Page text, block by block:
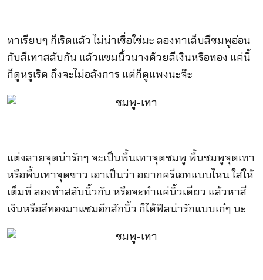
ทาเรียบๆ ก็เริดแล้ว ไม่น่าเชื่อใช่มะ ลองทาเล็บสีชมพูอ่อน
กับสีเทาสลับกัน แล้วแซมนิ้วนางด้วยสีเงินหรือทอง แค่นี้
ก็ดูหรูเริด ถึงจะไม่อลังการ แต่ก็ดูแพงนะจ๊ะ
แต่งลายจุดน่ารักๆ จะเป็นพื้นเทาจุดชมพู พื้นชมพูจุดเทา
หรือพื้นเทาจุดขาว เอาเป็นว่า อยากครีเอทแบบไหน ใส่ให้
เต็มที่ ลองทำสลับนิ้วกัน หรือจะทำแค่นิ้วเดียว แล้วหาสี
เงินหรือสีทองมาแซมอีกสักนิ้ว ก็ได้ฟิลน่ารักแบบเก๋ๆ นะ